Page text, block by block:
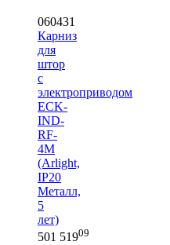
060431
Карниз
для
штор
с
электроприводом
ECK-
IND-
RF-
4M
(Arlight,
IP20
Металл,
5
лет)
501 51909